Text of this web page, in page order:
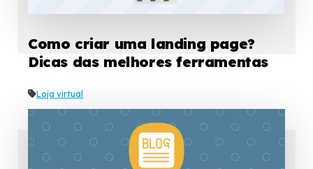
Como criar uma landing page?
Dicas das melhores ferramentas
Loja virtual